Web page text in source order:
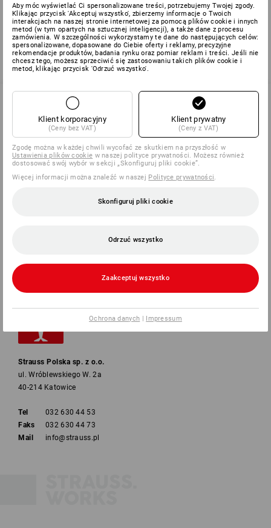
Obejrzałeś(-aś) już 2 z 2 artykułów.
SERWIS 032 630 44 53
SERVICE
Strauss Polska sp. z o.o.
ul. Wróblewskiego W. 2a
40-214 Katowice
Tel
032 630 44 53
Faks
032 630 44 73
Mail
info@strauss.pl
Aby móc wyświetlać Ci spersonalizowane treści, potrzebujemy Twojej zgody.
Klikając przycisk 'Akceptuj wszystko', zbierzemy informacje o Twoich
interakcjach na naszej stronie internetowej za pomocą plików cookie i innych
metod (w tym opartych na sztucznej inteligencji), a także dane z procesu
zamówienia. W szczególności wykorzystamy te dane do następujących celów:
spersonalizowane, dopasowane do Ciebie oferty i reklamy, precyzyjne
rekomendacje produktów, badania rynku oraz pomiar reklam i treści. Jeśli nie
chcesz tego, możesz sprzeciwić się zastosowaniu takich plików cookie i
metod, klikając przycisk 'Odrzuć wszystko'.
Klient korporacyjny
(Ceny bez VAT)
Klient prywatny
(Ceny z VAT)
Zgodę można w każdej chwili wycofać ze skutkiem na przyszłość w
Ustawienia plików cookie w naszej polityce prywatności. Możesz również
dostosować swój wybór w sekcji „Skonfiguruj pliki cookie”.
Więcej informacji można znaleźć w naszej Polityce prywatności
Skonfiguruj pliki cookie
Odrzuć wszystko
Zaakceptuj wszystko
Ochrona danych | Impressum